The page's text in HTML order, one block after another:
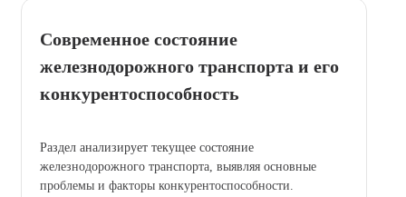
Современное состояние
железнодорожного транспорта и его
конкурентоспособность
Раздел анализирует текущее состояние
железнодорожного транспорта, выявляя основные
проблемы и факторы конкурентоспособности.